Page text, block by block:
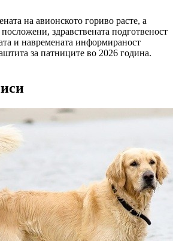
на авионското гориво расте, а
здравствената подготвеност
и навремената информираност
за патниците во 2026 година.